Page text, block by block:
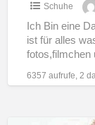
Schuhe
Ich Bin eine
ist für alles
6357 aufrufe, 2